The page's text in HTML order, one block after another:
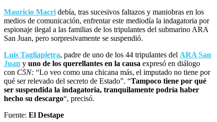
Mauricio Macri debía, tras sucesivos faltazos y maniobras en los
medios de comunicación, enfrentar este mediodía la indagatoria por
espionaje ilegal a las familias de los tripulantes del submarino ARA
San Juan, pero sorpresivamente se suspendió.
Luis Tagliapietra, padre de uno de los 44 tripulantes del ARA San
Juan y uno de los querellantes en la causa expresó en diálogo
con C5N: “Lo veo como una chicana más, el imputado no tiene por
qué ser relevado del secreto de Estado”. “Tampoco tiene por qué
ser suspendida la indagatoria, tranquilamente podría haber
hecho su descargo“, precisó.
Fuente: El Destape